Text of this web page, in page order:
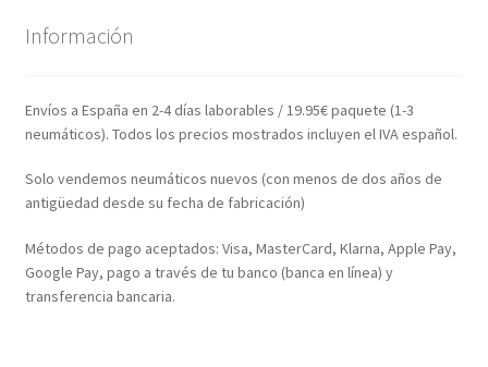
Información
Envíos a España en 2-4 días laborables / 19.95€ paquete (1-3
neumáticos). Todos los precios mostrados incluyen el IVA español.
Solo vendemos neumáticos nuevos (con menos de dos años de
antigüedad desde su fecha de fabricación)
Métodos de pago aceptados: Visa, MasterCard, Klarna, Apple Pay,
Google Pay, pago a través de tu banco (banca en línea) y
transferencia bancaria.